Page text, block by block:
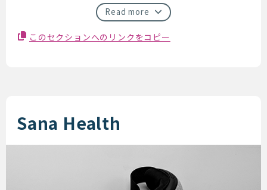
Read more
このセクションへのリンクをコピー
Sana Health